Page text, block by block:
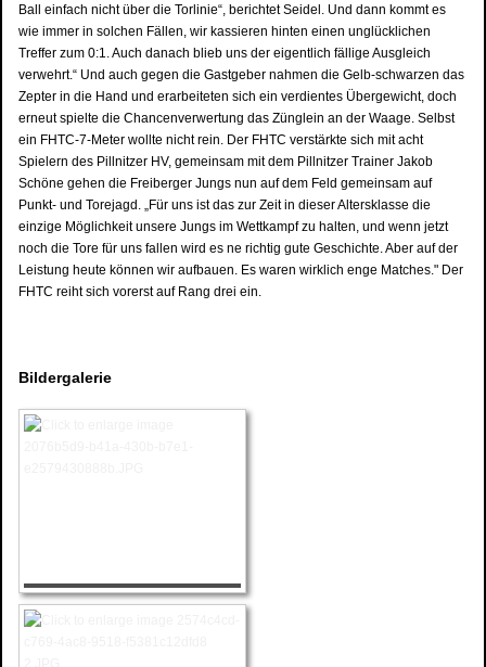
Ball einfach nicht über die Torlinie“, berichtet Seidel. Und dann kommt es
wie immer in solchen Fällen, wir kassieren hinten einen unglücklichen
Treffer zum 0:1. Auch danach blieb uns der eigentlich fällige Ausgleich
verwehrt.“ Und auch gegen die Gastgeber nahmen die Gelb-schwarzen das
Zepter in die Hand und erarbeiteten sich ein verdientes Übergewicht, doch
erneut spielte die Chancenverwertung das Zünglein an der Waage. Selbst
ein FHTC-7-Meter wollte nicht rein. Der FHTC verstärkte sich mit acht
Spielern des Pillnitzer HV, gemeinsam mit dem Pillnitzer Trainer Jakob
Schöne gehen die Freiberger Jungs nun auf dem Feld gemeinsam auf
Punkt- und Torejagd. „Für uns ist das zur Zeit in dieser Altersklasse die
einzige Möglichkeit unsere Jungs im Wettkampf zu halten, und wenn jetzt
noch die Tore für uns fallen wird es ne richtig gute Geschichte. Aber auf der
Leistung heute können wir aufbauen. Es waren wirklich enge Matches." Der
FHTC reiht sich vorerst auf Rang drei ein.
Bildergalerie